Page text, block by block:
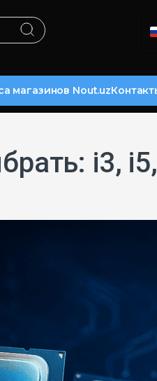
магазинов Nout.uz
i3,